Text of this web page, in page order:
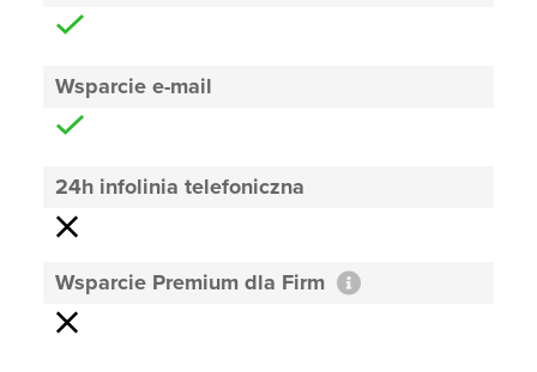
Wsparcie e-mail
24h infolinia telefoniczna
Wsparcie Premium dla Firm